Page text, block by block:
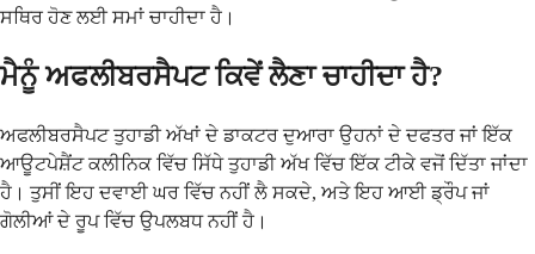
ਸਥਿਰ ਹੋਣ ਲਈ ਸਮਾਂ ਚਾਹੀਦਾ ਹੈ।
ਮੈਨੂੰ ਅਫਲੀਬਰਸੈਪਟ ਕਿਵੇਂ ਲੈਣਾ ਚਾਹੀਦਾ ਹੈ?
ਅਫਲੀਬਰਸੈਪਟ ਤੁਹਾਡੀ ਅੱਖਾਂ ਦੇ ਡਾਕਟਰ ਦੁਆਰਾ ਉਹਨਾਂ ਦੇ ਦਫਤਰ ਜਾਂ ਇੱਕ
ਆਊਟਪੇਸ਼ੈਂਟ ਕਲੀਨਿਕ ਵਿੱਚ ਸਿੱਧੇ ਤੁਹਾਡੀ ਅੱਖ ਵਿੱਚ ਇੱਕ ਟੀਕੇ ਵਜੋਂ ਦਿੱਤਾ ਜਾਂਦਾ
ਹੈ। ਤੁਸੀਂ ਇਹ ਦਵਾਈ ਘਰ ਵਿੱਚ ਨਹੀਂ ਲੈ ਸਕਦੇ, ਅਤੇ ਇਹ ਆਈ ਡ੍ਰੌਪ ਜਾਂ
ਗੋਲੀਆਂ ਦੇ ਰੂਪ ਵਿੱਚ ਉਪਲਬਧ ਨਹੀਂ ਹੈ।